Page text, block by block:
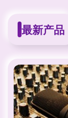
最新产品